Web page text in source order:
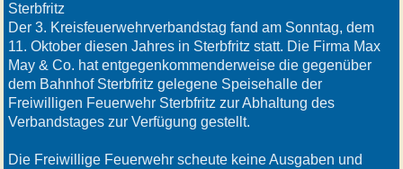
Sterbfritz
Der 3. Kreisfeuerwehrverbandstag fand am Sonntag, dem
11. Oktober diesen Jahres in Sterbfritz statt. Die Firma Max
May & Co. hat entgegenkommenderweise die gegenüber
dem Bahnhof Sterbfritz gelegene Speisehalle der
Freiwilligen Feuerwehr Sterbfritz zur Abhaltung des
Verbandstages zur Verfügung gestellt.
Die Freiwillige Feuerwehr scheute keine Ausgaben und